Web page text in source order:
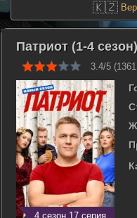
🇰🇿
Патриот (1-4 сезон)
3.4/5 (1361
4 сезон 17 серия